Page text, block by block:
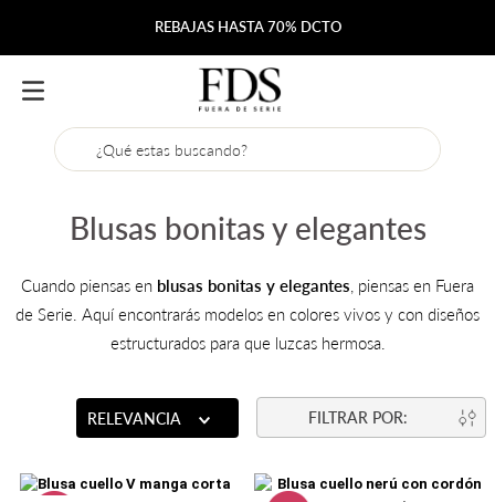
Envío gratis desde $200.000
¿Qué estas buscando?
Blusas bonitas y elegantes
Cuando piensas en blusas bonitas y elegantes , piensas en Fuera
de Serie. Aquí encontrarás modelos en colores vivos y con diseños
estructurados para que luzcas hermosa.
RELEVANCIA